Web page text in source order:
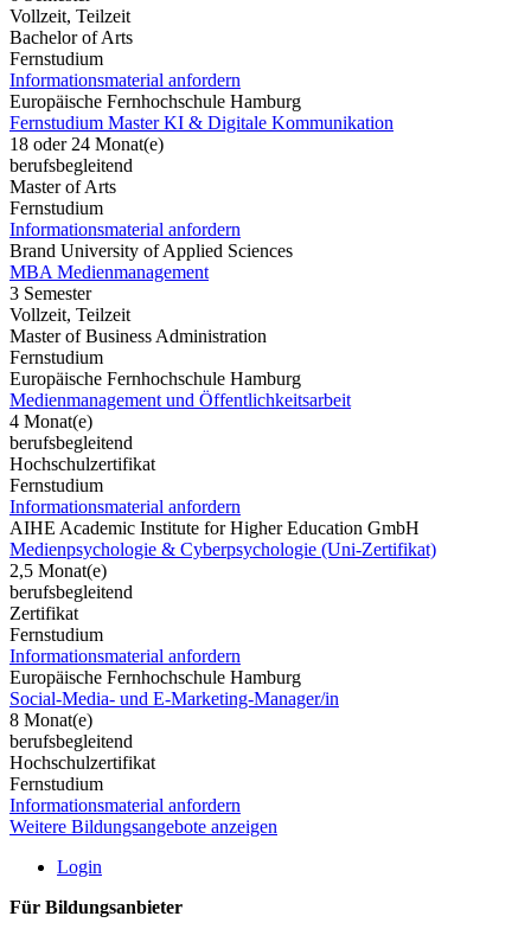
Vollzeit, Teilzeit
Bachelor of Arts
Fernstudium
Informationsmaterial anfordern
Europäische Fernhochschule Hamburg
Fernstudium Master KI & Digitale Kommunikation
18 oder 24 Monat(e)
berufsbegleitend
Master of Arts
Fernstudium
Informationsmaterial anfordern
Brand University of Applied Sciences
MBA Medienmanagement
3 Semester
Vollzeit, Teilzeit
Master of Business Administration
Fernstudium
Europäische Fernhochschule Hamburg
Medienmanagement und Öffentlichkeitsarbeit
4 Monat(e)
berufsbegleitend
Hochschulzertifikat
Fernstudium
Informationsmaterial anfordern
AIHE Academic Institute for Higher Education GmbH
Medienpsychologie & Cyberpsychologie (Uni-Zertifikat)
2,5 Monat(e)
berufsbegleitend
Zertifikat
Fernstudium
Informationsmaterial anfordern
Europäische Fernhochschule Hamburg
Social-Media- und E-Marketing-Manager/in
8 Monat(e)
berufsbegleitend
Hochschulzertifikat
Fernstudium
Informationsmaterial anfordern
Weitere Bildungsangebote anzeigen
Login
Für Bildungsanbieter